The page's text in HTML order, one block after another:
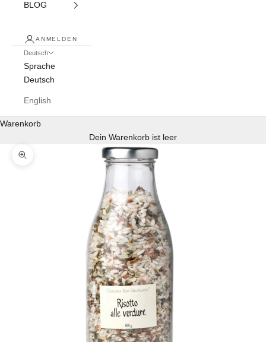
BLOG
ANMELDEN
Deutsch
Sprache
Deutsch
English
Warenkorb
Dein Warenkorb ist leer
Bild vergrößern